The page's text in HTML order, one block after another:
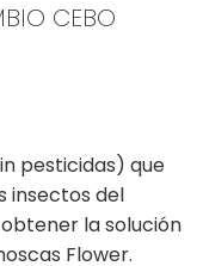
CEBO
pesticidas) que
insectos del
la solución
Flower.